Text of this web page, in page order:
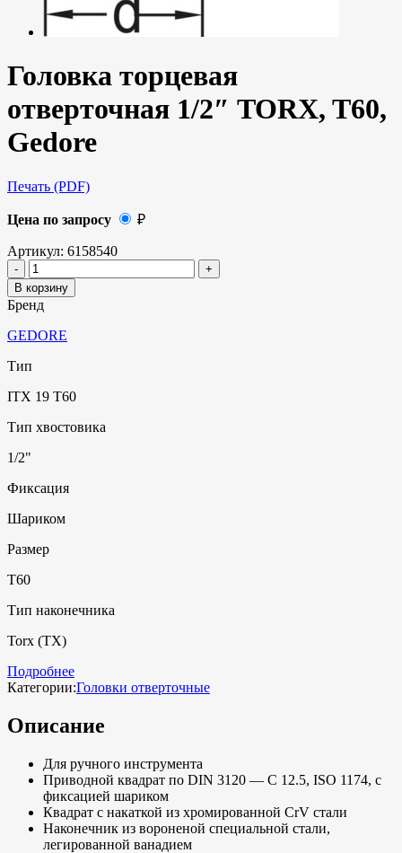
Головка торцевая
отверточная 1/2″ TORX, T60,
Gedore
Печать (PDF)
Цена по запросу ₽
Артикул: 6158540
В корзину
Бренд
GEDORE
Тип
ITX 19 T60
Тип хвостовика
1/2"
Фиксация
Шариком
Размер
T60
Тип наконечника
Torx (TX)
Подробнее
Категории:Головки отверточные
Описание
Для ручного инструмента
Приводной квадрат по DIN 3120 — C 12.5, ISO 1174, с
фиксацией шариком
Квадрат с накаткой из хромированной CrV стали
Наконечник из вороненой специальной стали,
легированной ванадием